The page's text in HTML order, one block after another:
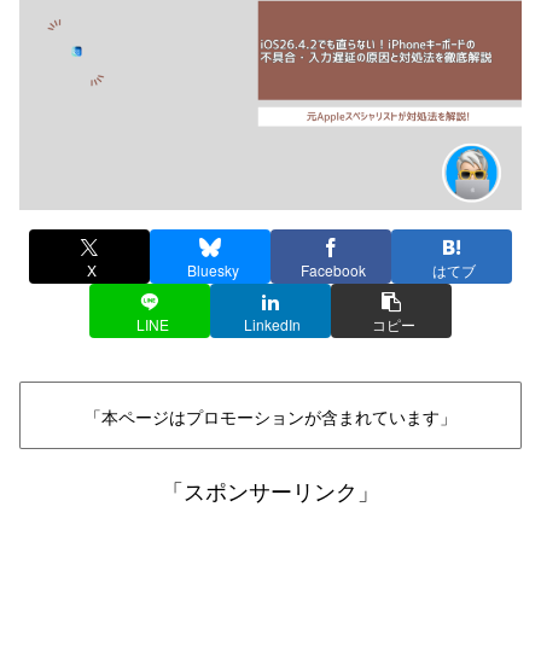
X Bluesky Facebook はてブ
LINE LinkedIn コピー
「本ページはプロモーションが含まれています」
「スポンサーリンク」